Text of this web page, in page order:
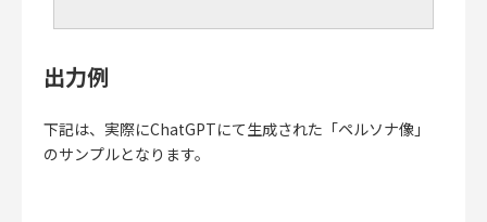
出力例
下記は、実際にChatGPTにて生成された「ペルソナ像」
のサンプルとなります。